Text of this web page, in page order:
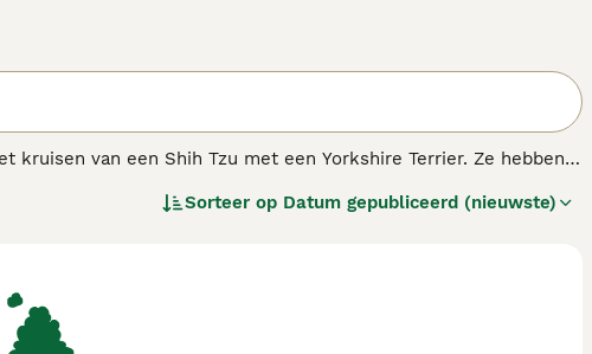
van een Shih Tzu met een Yorkshire Terrier. Ze hebben
zo nieuw is, worden Shorkies niet erkend door de Raad van
Sorteer op Datum gepubliceerd (nieuwste)